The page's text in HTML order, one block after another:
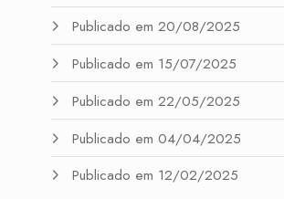
Publicado em 20/08/2025
Publicado em 15/07/2025
Publicado em 22/05/2025
Publicado em 04/04/2025
Publicado em 12/02/2025